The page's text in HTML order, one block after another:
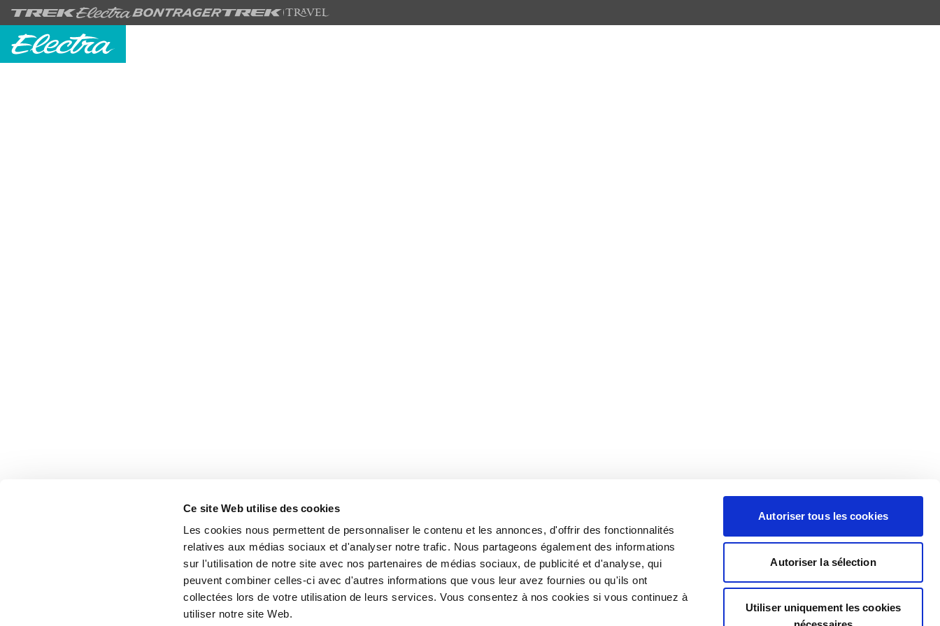
Ce site Web utilise des cookies
Les cookies nous permettent de personnaliser le contenu et les annonces, d'offrir des fonctionnalités
relatives aux médias sociaux et d'analyser notre trafic. Nous partageons également des informations
sur l'utilisation de notre site avec nos partenaires de médias sociaux, de publicité et d'analyse, qui
peuvent combiner celles-ci avec d'autres informations que vous leur avez fournies ou qu'ils ont
collectées lors de votre utilisation de leurs services. Vous consentez à nos cookies si vous continuez à
utiliser notre site Web.
Autoriser tous les cookies
Autoriser la sélection
Utiliser uniquement les cookies